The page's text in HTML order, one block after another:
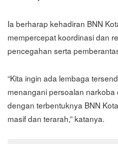
Ia berharap kehadiran BNN
mempercepat koordinasi dan
pencegahan serta
“Kita ingin ada lembaga
menangani persoalan narkoba
dengan terbentuknya BNN
masif dan terarah,” katanya.